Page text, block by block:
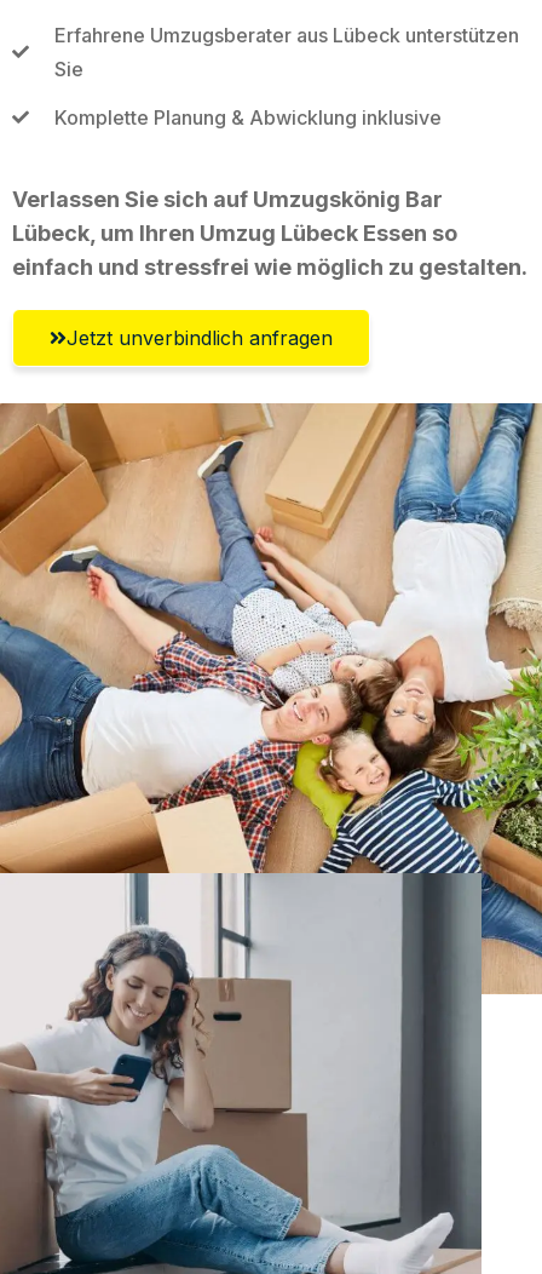
Erfahrene Umzugsberater aus Lübeck unterstützen
Sie
Komplette Planung & Abwicklung inklusive
Verlassen Sie sich auf Umzugskönig Bar
Lübeck, um Ihren Umzug Lübeck Essen so
einfach und stressfrei wie möglich zu gestalten.
Jetzt unverbindlich anfragen